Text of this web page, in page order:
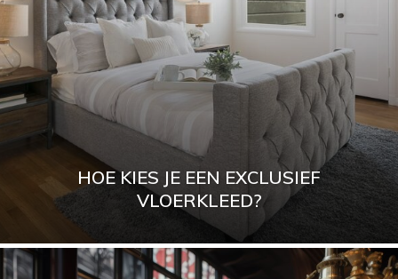
HOE KIES JE EEN EXCLUSIEF
VLOERKLEED?